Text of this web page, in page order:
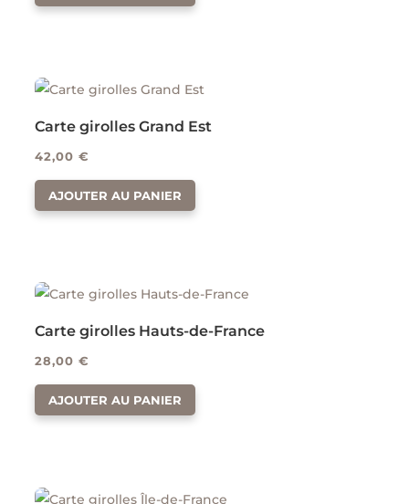
Carte girolles Grand Est
42,00€
AJOUTER AU PANIER
Carte girolles Hauts-de-France
28,00€
AJOUTER AU PANIER